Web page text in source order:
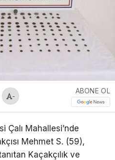
-
ABONE OL
Çalı Mahallesi’nde
Mehmet S. (59),
Kaçakçılık ve